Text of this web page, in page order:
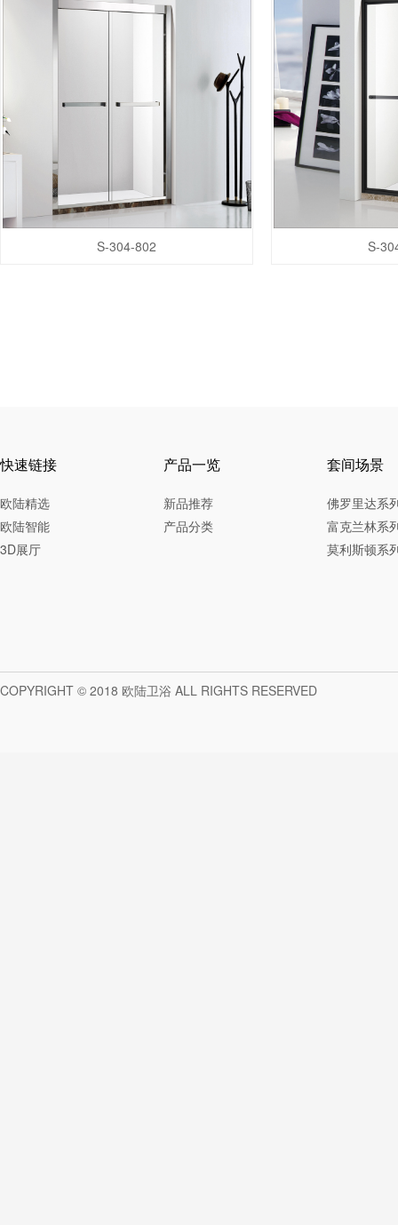
S-304-802 S-
快速链接
欧陆精选
欧陆智能
3D展厅
产品一览
新品推荐
产品分类
套间场景
佛罗里达系
富克兰林系
莫利斯顿系
COPYRIGHT © 2018 欧陆卫浴 ALL RIGHTS RESERVED